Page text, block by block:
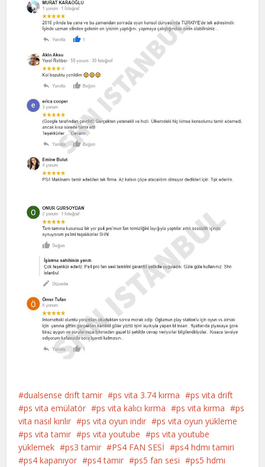
dualsense drift tamir ps vita 3.74 kırma
ps vita drift
ps vita emülatör
ps vita kalıcı kırma ps vita kırma
ps
vita nasıl kırılır
ps vita oyun indir
ps vita oyun yükleme
ps vita tamir
ps vita youtube
ps vita youtube
yüklemek
ps3 tamir PS4 FAN SESİ
ps4 hdmı tamiri
ps4 kapanıyor
ps4 tamir ps5 fan sesi
ps5 hdmı